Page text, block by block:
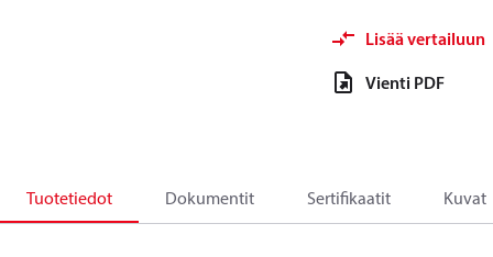
Lisää vertailuun
Vienti PDF
Tuotetiedot Dokumentit Sertifikaatit Kuvat